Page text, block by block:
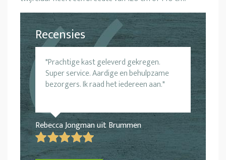
Recensies
Prachtige kast geleverd gekregen.
Super service. Aardige en behulpzame
bezorgers. Ik raad het iedereen aan.
Rebecca Jongman uit Brummen